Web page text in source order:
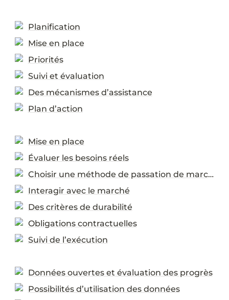
Planification
Mise en place
Priorités
Suivi et évaluation
Des mécanismes d’assistance
Plan d’action
Mise en place
Évaluer les besoins réels
Choisir une méthode de passation de marchés
Interagir avec le marché
Des critères de durabilité
Obligations contractuelles
Suivi de l’exécution
Données ouvertes et évaluation des progrès
Possibilités d’utilisation des données